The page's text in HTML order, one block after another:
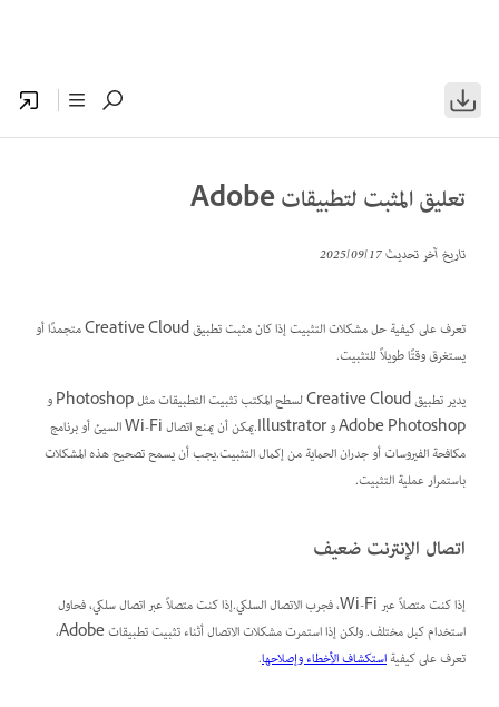
تعليق المثبت لتطبيقات Adobe
تاريخ آخر تحديث17‏/09‏/2025
تعرف على كيفية حل مشكلات التثبيت إذا كان مثبت تطبيق Creative Cloud متجمدًا أو
يستغرق وقتًا طويلاً للتثبيت.
يدير تطبيق Creative Cloud لسطح المكتب تثبيت التطبيقات مثل Photoshop و
Adobe Photoshop و Illustrator.يمكن أن يمنع اتصال Wi-Fi السيئ أو برنامج
مكافحة الفيروسات أو جدران الحماية من إكمال التثبيت.يجب أن يسمح تصحيح هذه المشكلات
باستمرار عملية التثبيت.
اتصال الإنترنت ضعيف
إذا كنت متصلاً عبر Wi-Fi، فجرب الاتصال السلكي.إذا كنت متصلاً عبر اتصال سلكي، فحاول
استخدام كبل مختلف. ولكن إذا استمرت مشكلات الاتصال أثناء تثبيت تطبيقات Adobe،
تعرف على كيفيةاستكشاف الأخطاء وإصلاحها.